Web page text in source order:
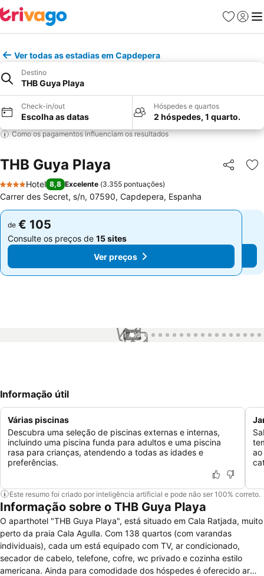
Favoritos
Iniciar
Ver todas as estadias em Capdepera
Destino
THB Guya Playa
Check-in/out
Escolha as datas
Hóspedes e quartos
2 hóspedes, 1 quarto.
Como os pagamentos influenciam os resultados
THB Guya Playa Partilhar
4 Estrelas
Hotel 8,8 Excelente (3.355 pontuações)
Carrer des Secret, s/n, 07590, Capdepera, Espanha
de € 105
Consulte os preços de 15 sites
Ver preços
de € 105
Consulte os preços de 15 sites
Ver preços
1 / 99
Informação útil
Várias piscinas
Descubra uma seleção de piscinas externas e internas,
incluindo uma piscina funda para adultos e uma piscina
rasa para crianças, atendendo a todas as idades e
preferências.
Este resumo foi criado por inteligência artificial e pode não ser 100% correto.
Informação sobre o THB Guya Playa
O aparthotel "THB Guya Playa", está situado em Cala Ratjada, muito
perto da praia Cala Agulla. Com 138 quartos (com varandas
individuais), cada um está equipado com TV, ar condicionado,
secador de cabelo, telefone, cofre, wc privado e cozinha estilo
americana. Ainda para comodidade dos hóspedes é oferecido ar